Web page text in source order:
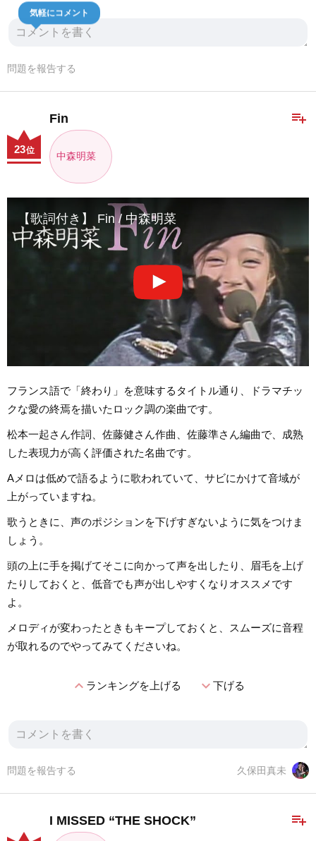
気軽にコメント
問題を報告する
playlist_add
Fin
中森明菜
23位
【歌詞付き】 Fin / 中森明菜
フランス語で「終わり」を意味するタイトル通り、ドラマチッ
クな愛の終焉を描いたロック調の楽曲です。
松本一起さん作詞、佐藤健さん作曲、佐藤準さん編曲で、成熟
した表現力が高く評価された名曲です。
Aメロは低めで語るように歌われていて、サビにかけて音域が
上がっていますね。
歌うときに、声のポジションを下げすぎないように気をつけま
しょう。
頭の上に手を掲げてそこに向かって声を出したり、眉毛を上げ
たりしておくと、低音でも声が出しやすくなりオススメです
よ。
メロディが変わったときもキープしておくと、スムーズに音程
が取れるのでやってみてくださいね。
expand_lessランキングを上げる expand_more下げる
久保田真未
問題を報告する
playlist_add
I MISSED “THE SHOCK”